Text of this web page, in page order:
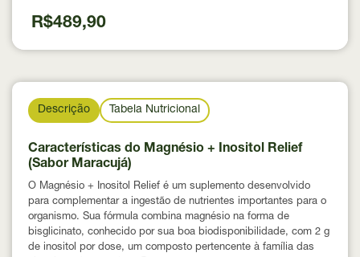
R$489,90
Descrição Tabela Nutricional
Características do Magnésio + Inositol Relief
(Sabor Maracujá)
O Magnésio + Inositol Relief é um suplemento desenvolvido
para complementar a ingestão de nutrientes importantes para o
organismo. Sua fórmula combina magnésio na forma de
bisglicinato, conhecido por sua boa biodisponibilidade, com 2 g
de inositol por dose, um composto pertencente à família das